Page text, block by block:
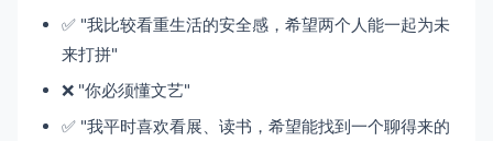
✅ "我比较看重生活的安全感，希望两个人能一起为未
来打拼"
❌ "你必须懂文艺"
✅ "我平时喜欢看展、读书，希望能找到一个聊得来的